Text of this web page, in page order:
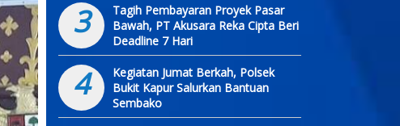
3
Tagih Pembayaran Proyek Pasar
Bawah, PT Akusara Reka Cipta Beri
Deadline 7 Hari
4
Kegiatan Jumat Berkah, Polsek
Bukit Kapur Salurkan Bantuan
Sembako